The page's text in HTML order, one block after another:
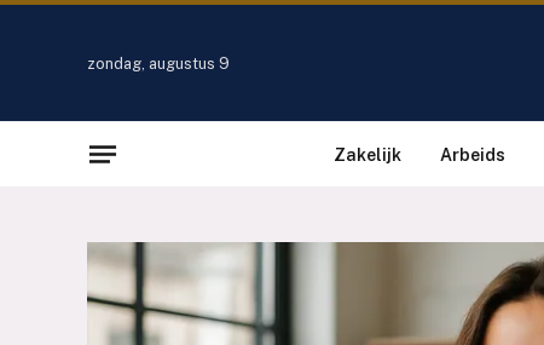
zondag, augustus 9
Zakelijk Arbeids